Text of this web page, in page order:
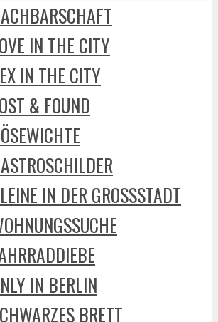
IN THE CITY
IN THE CITY
& FOUND
IN DER GROSSSTADT
IN BERLIN
BRETT